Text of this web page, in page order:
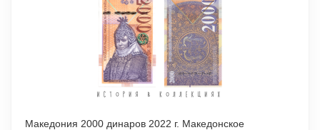
Македония 2000 динаров 2022 г. Македонское